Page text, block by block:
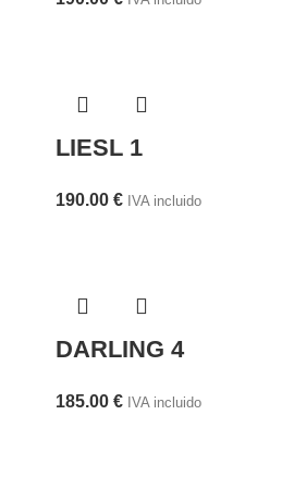
LIESL 1
190.00 € IVA incluido
DARLING 4
185.00 € IVA incluido